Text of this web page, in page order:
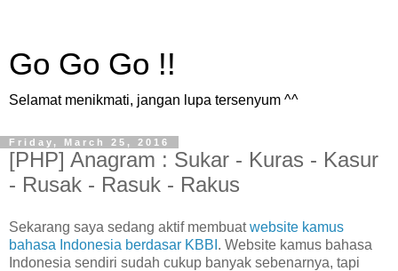
Go Go Go !!
Selamat menikmati, jangan lupa tersenyum ^^
Friday, March 25, 2016
[PHP] Anagram : Sukar - Kuras - Kasur
- Rusak - Rasuk - Rakus
Sekarang saya sedang aktif membuatwebsite kamus
bahasa Indonesia berdasar KBBI . Website kamus bahasa
Indonesia sendiri sudah cukup banyak sebenarnya, tapi